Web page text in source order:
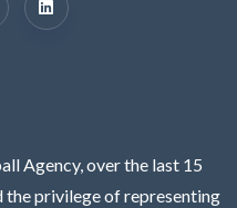
Agency, over the last 15
the privilege of representing